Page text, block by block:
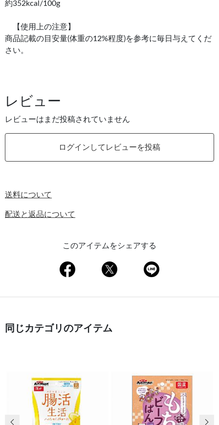
約352kcal/100g
【使用上の注意】
商品記載の目安量(体重の12%程度)を参考に毎日与えてくだ
さい。
レビュー
レビューはまだ投稿されていません
ログインしてレビューを投稿
送料について
配送と返品について
このアイテムをシェアする
同じカテゴリのアイテム
前の画像 次